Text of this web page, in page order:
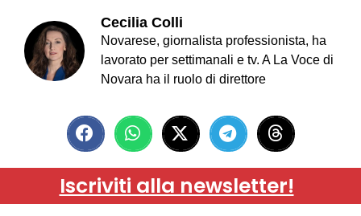
Cecilia Colli
Novarese, giornalista professionista, ha
lavorato per settimanali e tv. A La Voce di
Novara ha il ruolo di direttore
Iscriviti alla newsletter!